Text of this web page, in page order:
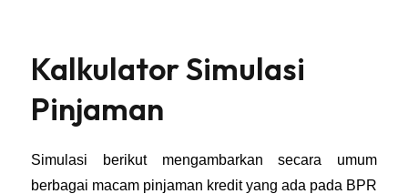
Kalkulator Simulasi
Pinjaman
Simulasi berikut mengambarkan secara umum
berbagai macam pinjaman kredit yang ada pada BPR